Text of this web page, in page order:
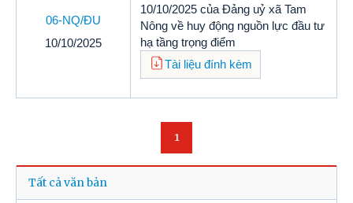
06-NQ/ĐU
10/10/2025
10/10/2025 của Đảng uỷ xã Tam
Nông về huy động nguồn lực đầu tư
hạ tầng trọng điểm
Tài liệu đính kèm
1
Tất cả văn bản